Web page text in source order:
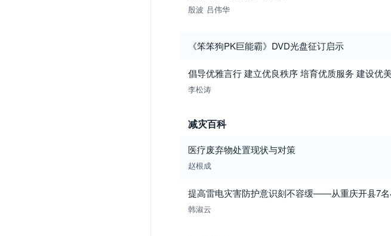
殷波 吕伟华
《笨笨狗PK巨能霸》DVD光盘征订启示
倡导优雅言行 建立优良秩序 培育优质服务 建设优
李松涛
减灾百科
医疗废弃物处置现状与对策
赵根成
提高雷电灾害防护意识刻不容缓——从重庆开县7
韩淑云